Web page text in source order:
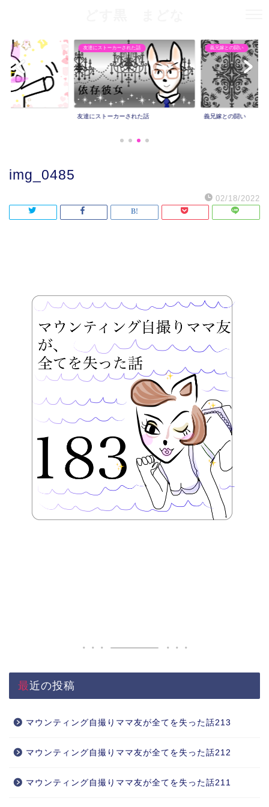
友達にストーカーされた話
友達にストーカーされた話
義兄嫁との闘い
義兄嫁との闘い
img_0485
02/18/2022
最近の投稿
マウンティング自撮りママ友が全てを失った話213
マウンティング自撮りママ友が全てを失った話212
マウンティング自撮りママ友が全てを失った話211